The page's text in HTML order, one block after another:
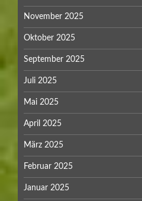
November 2025
Oktober 2025
September 2025
Juli 2025
Mai 2025
April 2025
März 2025
Februar 2025
Januar 2025